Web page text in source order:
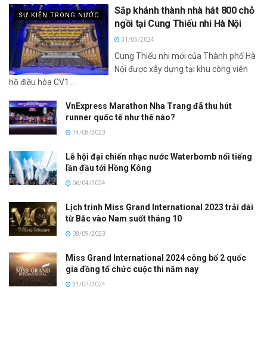
SỰ KIỆN TRONG NƯỚC
Sắp khánh thành nhà hát 800 chỗ
ngồi tại Cung Thiếu nhi Hà Nội
31/05/2024
Cung Thiếu nhi mới của Thành phố Hà
Nội được xây dựng tại khu công viên
hồ điều hòa CV1...
VnExpress Marathon Nha Trang đã thu hút
runner quốc tế như thế nào?
14/08/2023
Lễ hội đại chiến nhạc nước Waterbomb nổi tiếng
lần đầu tới Hồng Kông
06/04/2024
Lịch trình Miss Grand International 2023 trải dài
từ Bắc vào Nam suốt tháng 10
08/09/2023
Miss Grand International 2024 công bố 2 quốc
gia đồng tổ chức cuộc thi năm nay
31/07/2024